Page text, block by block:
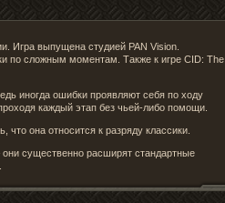
Игра выпущена студией PAN Vision.
по сложным моментам. Также к игре CID: The
иногда ошибки проявляют себя по ходу
каждый этап без чьей-либо помощи.
она относится к разряду классики.
существенно расширят стандартные